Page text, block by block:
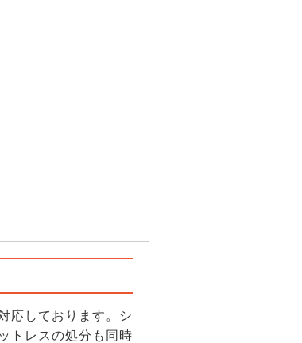
応しております。シ
トレスの処分も同時